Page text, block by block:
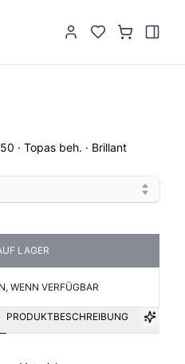
· Topas beh. · Brillant
LAGER
WENN VERFÜGBAR
PRODUKTBESCHREIBUNG